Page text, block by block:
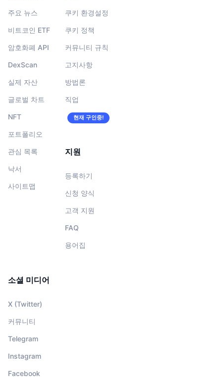
주요 뉴스
비트코인 ETF
암호화폐 API
DexScan
실제 자산
글로벌 차트
NFT
포트폴리오
관심 목록
낙서
사이트맵
쿠키 환경설정
쿠키 정책
커뮤니티 규칙
고지사항
방법론
직업
현재 구인중!
지원
등록하기
신청 양식
고객 지원
FAQ
용어집
소셜 미디어
X (Twitter)
커뮤니티
Telegram
Instagram
Facebook